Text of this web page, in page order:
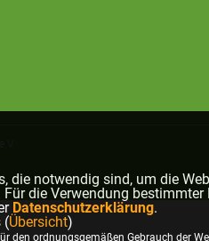
die notwendig sind, um die
die Verwendung
Datenschutzerklärung.
(Übersicht)
den ordnungsgemäßen Gebrauch der